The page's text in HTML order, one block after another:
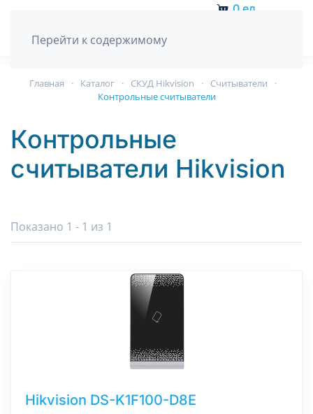
Перейти к содержимому
0 ед.
Главная Каталог СКУД Hikvision
Считыватели
Контрольные считыватели
Контрольные
считыватели Hikvision
Показано 1 - 1 из 1
Hikvision DS-K1F100-D8E